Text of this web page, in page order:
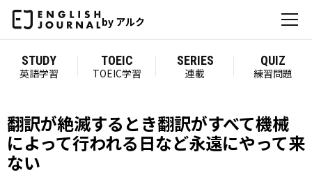
by アルク
STUDY
英語学習
TOEIC
TOEIC学習
SERIES
連載
QUIZ
練習問題
翻訳が絶滅するとき――翻訳がすべて機械
によって行われる日など永遠にやって来
ない